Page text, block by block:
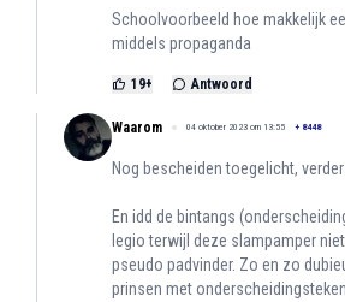
Schoolvoorbeeld hoe makkelijk
middels propaganda
19+ Antwoord
Waarom 04 oktober 2023 om 13:55 + 8448
Nog bescheiden toegelicht,
En idd de bintangs
legio terwijl deze slampamper
pseudo padvinder. Zo en zo
prinsen met